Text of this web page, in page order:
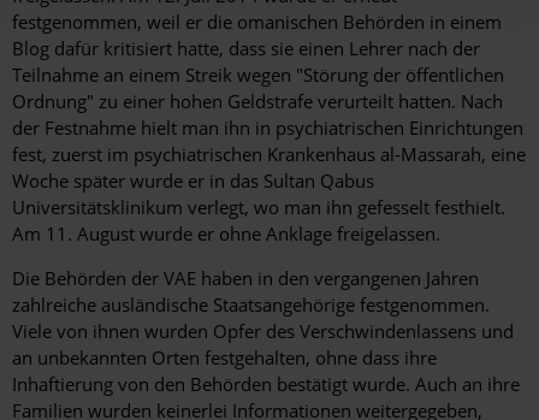
festgenommen, weil er die omanischen Behörden in einem
Blog dafür kritisiert hatte, dass sie einen Lehrer nach der
Teilnahme an einem Streik wegen "Störung der öffentlichen
Ordnung" zu einer hohen Geldstrafe verurteilt hatten. Nach
der Festnahme hielt man ihn in psychiatrischen Einrichtungen
fest, zuerst im psychiatrischen Krankenhaus al-Massarah, eine
Woche später wurde er in das Sultan Qabus
Universitätsklinikum verlegt, wo man ihn gefesselt festhielt.
Am 11. August wurde er ohne Anklage freigelassen.
Die Behörden der VAE haben in den vergangenen Jahren
zahlreiche ausländische Staatsangehörige festgenommen.
Viele von ihnen wurden Opfer des Verschwindenlassens und
an unbekannten Orten festgehalten, ohne dass ihre
Inhaftierung von den Behörden bestätigt wurde. Auch an ihre
Familien wurden keinerlei Informationen weitergegeben,